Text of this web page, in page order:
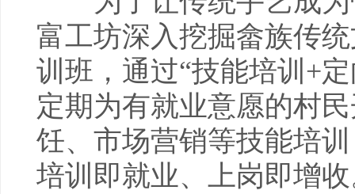
富工坊深入挖掘畲族传
训班，通过“技能培训+
定期为有就业意愿的村
饪、市场营销等技能培
培训即就业、上岗即增